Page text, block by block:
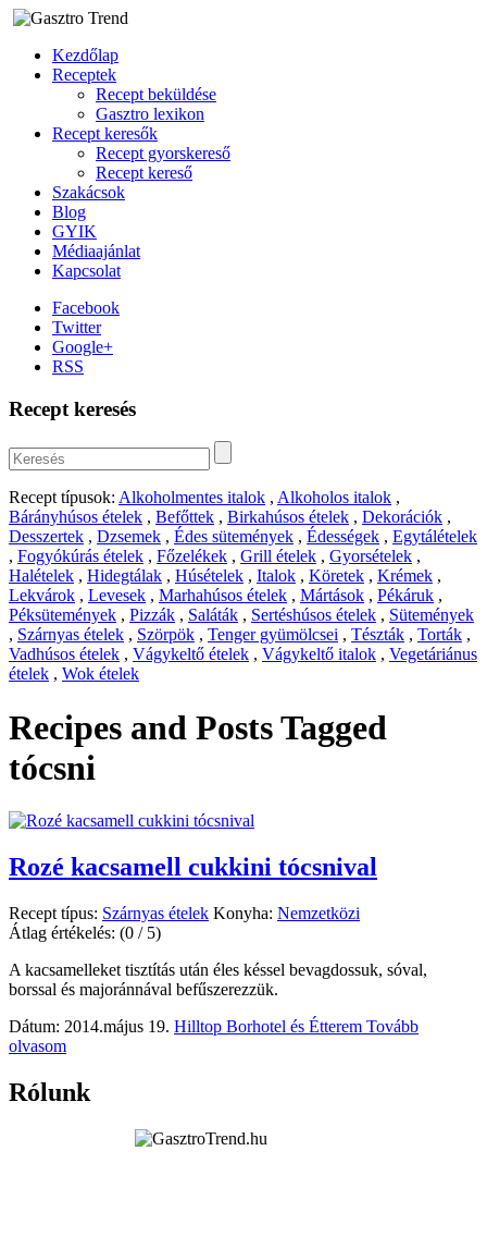
Kezdőlap
Receptek
Recept beküldése
Gasztro lexikon
Recept keresők
Recept gyorskereső
Recept kereső
Szakácsok
Blog
GYIK
Médiaajánlat
Kapcsolat
Facebook
Twitter
Google+
RSS
Recept keresés
Recept típusok: Alkoholmentes italok , Alkoholos italok ,
Bárányhúsos ételek , Befőttek , Birkahúsos ételek , Dekorációk ,
Desszertek , Dzsemek , Édes sütemények , Édességek , Egytálételek
, Fogyókúrás ételek , Főzelékek , Grill ételek , Gyorsételek ,
Halételek , Hidegtálak , Húsételek , Italok , Köretek , Krémek ,
Lekvárok , Levesek , Marhahúsos ételek , Mártások , Pékáruk ,
Péksütemények , Pizzák , Saláták , Sertéshúsos ételek , Sütemények
, Szárnyas ételek , Szörpök , Tenger gyümölcsei , Tészták , Torták ,
Vadhúsos ételek , Vágykeltő ételek , Vágykeltő italok , Vegetáriánus
ételek , Wok ételek
Recipes and Posts Tagged
tócsni
Rozé kacsamell cukkini tócsnival
Recept típus: Szárnyas ételek Konyha: Nemzetközi
Átlag értékelés: (0 / 5)
A kacsamelleket tisztítás után éles késsel bevagdossuk, sóval,
borssal és majoránnával befűszerezzük.
Dátum: 2014.május 19. Hilltop Borhotel és Étterem Tovább
olvasom
Rólunk